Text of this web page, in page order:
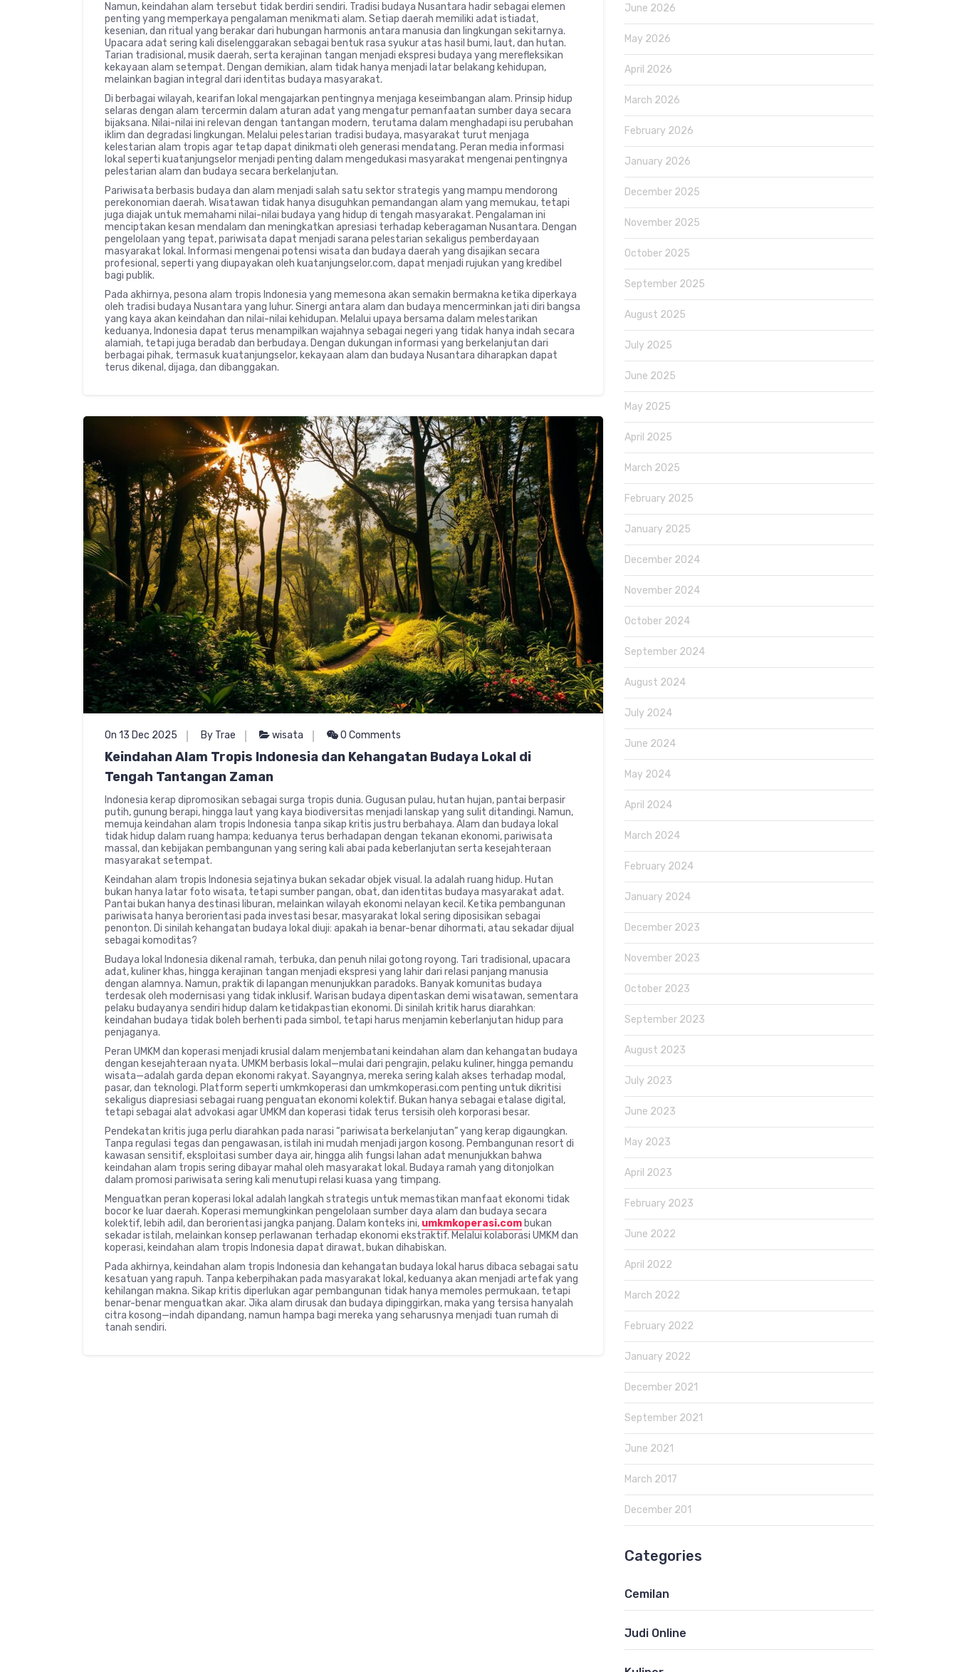
Namun, keindahan alam tersebut tidak berdiri sendiri. Tradisi budaya Nusantara hadir sebagai elemen
penting yang memperkaya pengalaman menikmati alam. Setiap daerah memiliki adat istiadat,
kesenian, dan ritual yang berakar dari hubungan harmonis antara manusia dan lingkungan sekitarnya.
Upacara adat sering kali diselenggarakan sebagai bentuk rasa syukur atas hasil bumi, laut, dan hutan.
Tarian tradisional, musik daerah, serta kerajinan tangan menjadi ekspresi budaya yang merefleksikan
kekayaan alam setempat. Dengan demikian, alam tidak hanya menjadi latar belakang kehidupan,
melainkan bagian integral dari identitas budaya masyarakat.
Di berbagai wilayah, kearifan lokal mengajarkan pentingnya menjaga keseimbangan alam. Prinsip hidup
selaras dengan alam tercermin dalam aturan adat yang mengatur pemanfaatan sumber daya secara
bijaksana. Nilai-nilai ini relevan dengan tantangan modern, terutama dalam menghadapi isu perubahan
iklim dan degradasi lingkungan. Melalui pelestarian tradisi budaya, masyarakat turut menjaga
kelestarian alam tropis agar tetap dapat dinikmati oleh generasi mendatang. Peran media informasi
lokal seperti kuatanjungselor menjadi penting dalam mengedukasi masyarakat mengenai pentingnya
pelestarian alam dan budaya secara berkelanjutan.
Pariwisata berbasis budaya dan alam menjadi salah satu sektor strategis yang mampu mendorong
perekonomian daerah. Wisatawan tidak hanya disuguhkan pemandangan alam yang memukau, tetapi
juga diajak untuk memahami nilai-nilai budaya yang hidup di tengah masyarakat. Pengalaman ini
menciptakan kesan mendalam dan meningkatkan apresiasi terhadap keberagaman Nusantara. Dengan
pengelolaan yang tepat, pariwisata dapat menjadi sarana pelestarian sekaligus pemberdayaan
masyarakat lokal. Informasi mengenai potensi wisata dan budaya daerah yang disajikan secara
profesional, seperti yang diupayakan oleh kuatanjungselor.com, dapat menjadi rujukan yang kredibel
bagi publik.
Pada akhirnya, pesona alam tropis Indonesia yang memesona akan semakin bermakna ketika diperkaya
oleh tradisi budaya Nusantara yang luhur. Sinergi antara alam dan budaya mencerminkan jati diri bangsa
yang kaya akan keindahan dan nilai-nilai kehidupan. Melalui upaya bersama dalam melestarikan
keduanya, Indonesia dapat terus menampilkan wajahnya sebagai negeri yang tidak hanya indah secara
alamiah, tetapi juga beradab dan berbudaya. Dengan dukungan informasi yang berkelanjutan dari
berbagai pihak, termasuk kuatanjungselor, kekayaan alam dan budaya Nusantara diharapkan dapat
terus dikenal, dijaga, dan dibanggakan.
On 13 Dec 2025 By Trae wisata 0 Comments
Keindahan Alam Tropis Indonesia dan Kehangatan Budaya Lokal di
Tengah Tantangan Zaman
Indonesia kerap dipromosikan sebagai surga tropis dunia. Gugusan pulau, hutan hujan, pantai berpasir
putih, gunung berapi, hingga laut yang kaya biodiversitas menjadi lanskap yang sulit ditandingi. Namun,
memuja keindahan alam tropis Indonesia tanpa sikap kritis justru berbahaya. Alam dan budaya lokal
tidak hidup dalam ruang hampa; keduanya terus berhadapan dengan tekanan ekonomi, pariwisata
massal, dan kebijakan pembangunan yang sering kali abai pada keberlanjutan serta kesejahteraan
masyarakat setempat.
Keindahan alam tropis Indonesia sejatinya bukan sekadar objek visual. Ia adalah ruang hidup. Hutan
bukan hanya latar foto wisata, tetapi sumber pangan, obat, dan identitas budaya masyarakat adat.
Pantai bukan hanya destinasi liburan, melainkan wilayah ekonomi nelayan kecil. Ketika pembangunan
pariwisata hanya berorientasi pada investasi besar, masyarakat lokal sering diposisikan sebagai
penonton. Di sinilah kehangatan budaya lokal diuji: apakah ia benar-benar dihormati, atau sekadar dijual
sebagai komoditas?
Budaya lokal Indonesia dikenal ramah, terbuka, dan penuh nilai gotong royong. Tari tradisional, upacara
adat, kuliner khas, hingga kerajinan tangan menjadi ekspresi yang lahir dari relasi panjang manusia
dengan alamnya. Namun, praktik di lapangan menunjukkan paradoks. Banyak komunitas budaya
terdesak oleh modernisasi yang tidak inklusif. Warisan budaya dipentaskan demi wisatawan, sementara
pelaku budayanya sendiri hidup dalam ketidakpastian ekonomi. Di sinilah kritik harus diarahkan:
keindahan budaya tidak boleh berhenti pada simbol, tetapi harus menjamin keberlanjutan hidup para
penjaganya.
Peran UMKM dan koperasi menjadi krusial dalam menjembatani keindahan alam dan kehangatan budaya
dengan kesejahteraan nyata. UMKM berbasis lokal—mulai dari pengrajin, pelaku kuliner, hingga pemandu
wisata—adalah garda depan ekonomi rakyat. Sayangnya, mereka sering kalah akses terhadap modal,
pasar, dan teknologi. Platform seperti umkmkoperasi dan umkmkoperasi.com penting untuk dikritisi
sekaligus diapresiasi sebagai ruang penguatan ekonomi kolektif. Bukan hanya sebagai etalase digital,
tetapi sebagai alat advokasi agar UMKM dan koperasi tidak terus tersisih oleh korporasi besar.
Pendekatan kritis juga perlu diarahkan pada narasi “pariwisata berkelanjutan” yang kerap digaungkan.
Tanpa regulasi tegas dan pengawasan, istilah ini mudah menjadi jargon kosong. Pembangunan resort di
kawasan sensitif, eksploitasi sumber daya air, hingga alih fungsi lahan adat menunjukkan bahwa
keindahan alam tropis sering dibayar mahal oleh masyarakat lokal. Budaya ramah yang ditonjolkan
dalam promosi pariwisata sering kali menutupi relasi kuasa yang timpang.
Menguatkan peran koperasi lokal adalah langkah strategis untuk memastikan manfaat ekonomi tidak
bocor ke luar daerah. Koperasi memungkinkan pengelolaan sumber daya alam dan budaya secara
kolektif, lebih adil, dan berorientasi jangka panjang. Dalam konteks ini, umkmkoperasi.com bukan
sekadar istilah, melainkan konsep perlawanan terhadap ekonomi ekstraktif. Melalui kolaborasi UMKM dan
koperasi, keindahan alam tropis Indonesia dapat dirawat, bukan dihabiskan.
Pada akhirnya, keindahan alam tropis Indonesia dan kehangatan budaya lokal harus dibaca sebagai satu
kesatuan yang rapuh. Tanpa keberpihakan pada masyarakat lokal, keduanya akan menjadi artefak yang
kehilangan makna. Sikap kritis diperlukan agar pembangunan tidak hanya memoles permukaan, tetapi
benar-benar menguatkan akar. Jika alam dirusak dan budaya dipinggirkan, maka yang tersisa hanyalah
citra kosong—indah dipandang, namun hampa bagi mereka yang seharusnya menjadi tuan rumah di
tanah sendiri.
June 2026
May 2026
April 2026
March 2026
February 2026
January 2026
December 2025
November 2025
October 2025
September 2025
August 2025
July 2025
June 2025
May 2025
April 2025
March 2025
February 2025
January 2025
December 2024
November 2024
October 2024
September 2024
August 2024
July 2024
June 2024
May 2024
April 2024
March 2024
February 2024
January 2024
December 2023
November 2023
October 2023
September 2023
August 2023
July 2023
June 2023
May 2023
April 2023
February 2023
June 2022
April 2022
March 2022
February 2022
January 2022
December 2021
September 2021
June 2021
March 2017
December 201
Categories
Cemilan
Judi Online